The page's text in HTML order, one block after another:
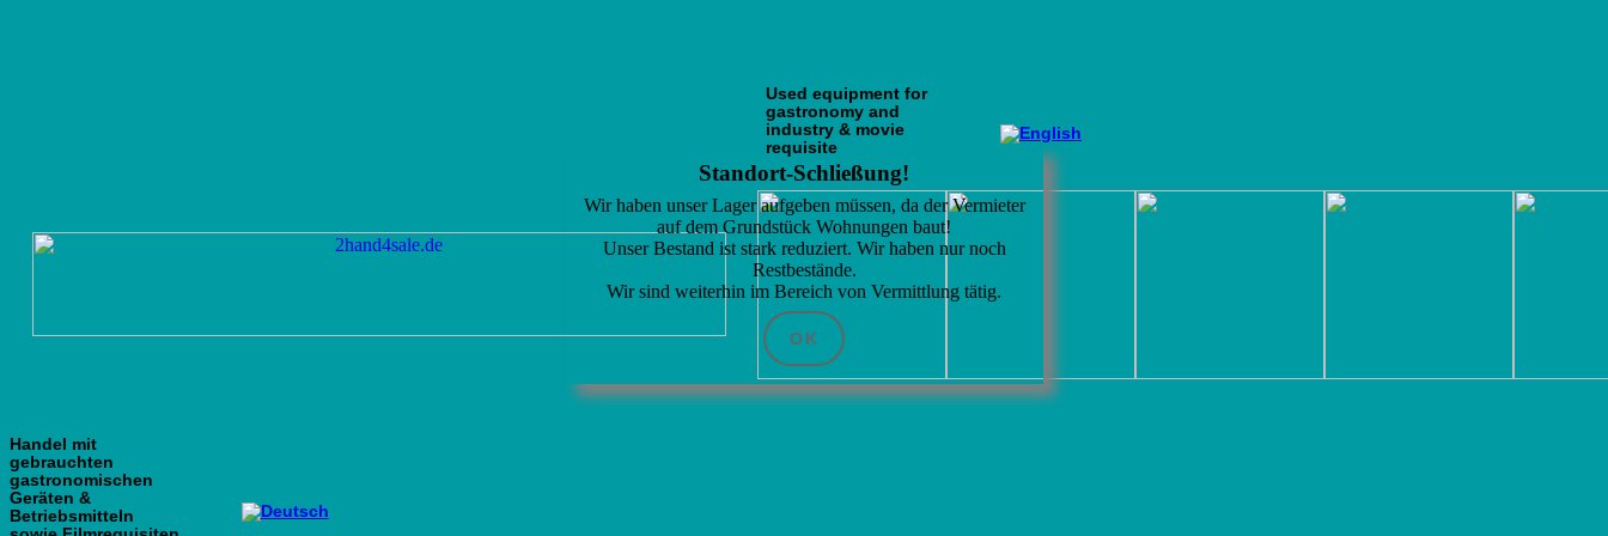
Standort-Schließung!
Wir haben unser Lager aufgeben müssen, da der Vermieter
auf dem Grundstück Wohnungen baut!
Unser Bestand ist stark reduziert. Wir haben nur noch
Restbestände.
Wir sind weiterhin im Bereich von Vermittlung tätig.
OK
Used equipment for
gastronomy and
industry & movie
requisite
Handel mit
gebrauchten
gastronomischen
Geräten &
Betriebsmitteln